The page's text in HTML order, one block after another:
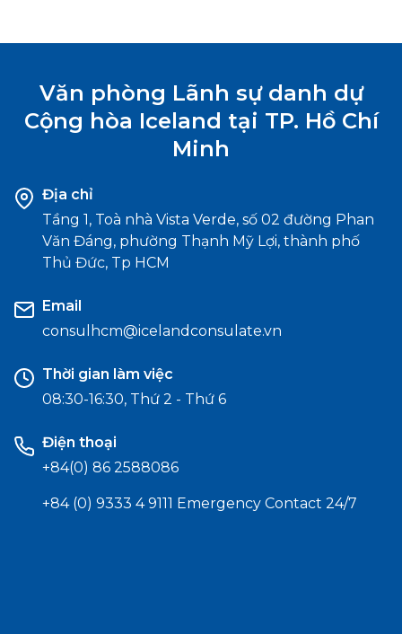
Văn phòng Lãnh sự danh dự
Cộng hòa Iceland tại TP. Hồ Chí
Minh
Địa chỉ
Tầng 1, Toà nhà Vista Verde, số 02 đường Phan
Văn Đáng, phường Thạnh Mỹ Lợi, thành phố
Thủ Đức, Tp HCM
Email
consulhcm@icelandconsulate.vn
Thời gian làm việc
08:30-16:30, Thứ 2 - Thứ 6
Điện thoại
+84(0) 86 2588086
+84 (0) 9333 4 9111 Emergency Contact 24/7